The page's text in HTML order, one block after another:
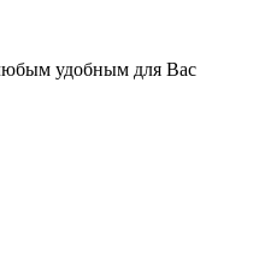
удобным для Вас